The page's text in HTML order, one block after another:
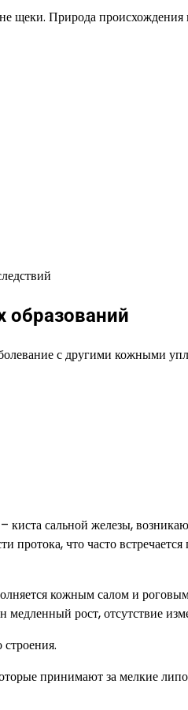
щеки. Природа происхождения
образований
с другими кожными
сальной железы,
протока, что часто
кожным салом и
медленный рост, отсутствие
принимают за мелкие